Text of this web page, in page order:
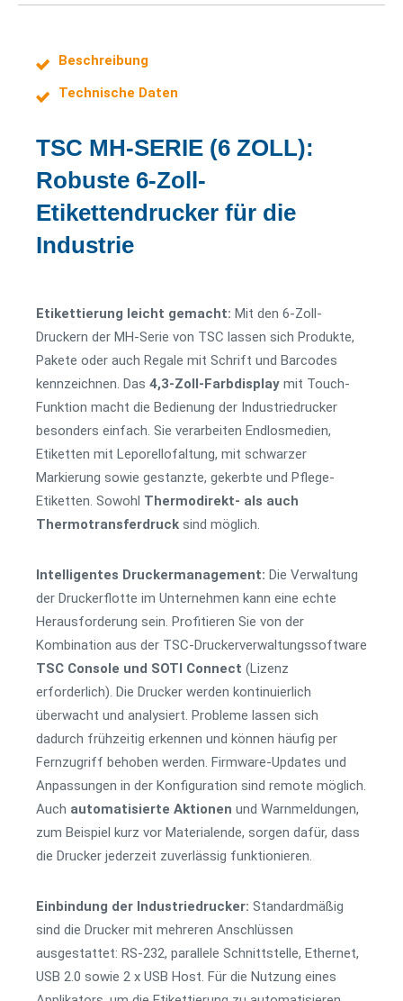
Beschreibung
Technische Daten
TSC MH-SERIE (6 ZOLL):
Robuste 6-Zoll-
Etikettendrucker für die
Industrie
Etikettierung leicht gemacht: Mit den 6-Zoll-
Druckern der MH-Serie von TSC lassen sich Produkte,
Pakete oder auch Regale mit Schrift und Barcodes
kennzeichnen. Das 4,3-Zoll-Farbdisplay mit Touch-
Funktion macht die Bedienung der Industriedrucker
besonders einfach. Sie verarbeiten Endlosmedien,
Etiketten mit Leporellofaltung, mit schwarzer
Markierung sowie gestanzte, gekerbte und Pflege-
Etiketten. Sowohl Thermodirekt- als auch
Thermotransferdruck sind möglich.
Intelligentes Druckermanagement: Die Verwaltung
der Druckerflotte im Unternehmen kann eine echte
Herausforderung sein. Profitieren Sie von der
Kombination aus der TSC-Druckerverwaltungssoftware
TSC Console und SOTI Connect (Lizenz
erforderlich). Die Drucker werden kontinuierlich
überwacht und analysiert. Probleme lassen sich
dadurch frühzeitig erkennen und können häufig per
Fernzugriff behoben werden. Firmware-Updates und
Anpassungen in der Konfiguration sind remote möglich.
Auch automatisierte Aktionen und Warnmeldungen,
zum Beispiel kurz vor Materialende, sorgen dafür, dass
die Drucker jederzeit zuverlässig funktionieren.
Einbindung der Industriedrucker: Standardmäßig
sind die Drucker mit mehreren Anschlüssen
ausgestattet: RS-232, parallele Schnittstelle, Ethernet,
USB 2.0 sowie 2 x USB Host. Für die Nutzung eines